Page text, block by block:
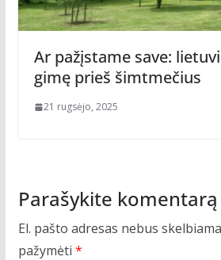
Ar pažįstame save:
gimę prieš šimtmečius
21 rugsėjo, 2025
Parašykite komentarą
El. pašto adresas nebus
pažymėti *